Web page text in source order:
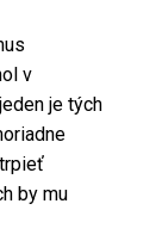
v
je tých
by mu